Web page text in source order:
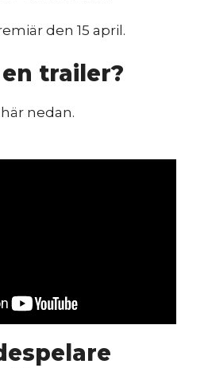
den 15 april.
trailer?
nedan.